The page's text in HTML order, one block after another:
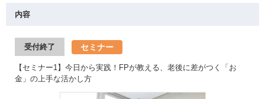
内容
受付終了 セミナー
【セミナー1】今日から実践！FPが教える、老後に差がつく「お
金」の上手な活かし方